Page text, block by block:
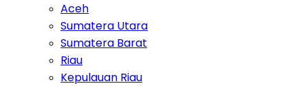
Aceh
Sumatera Utara
Sumatera Barat
Riau
Kepulauan Riau